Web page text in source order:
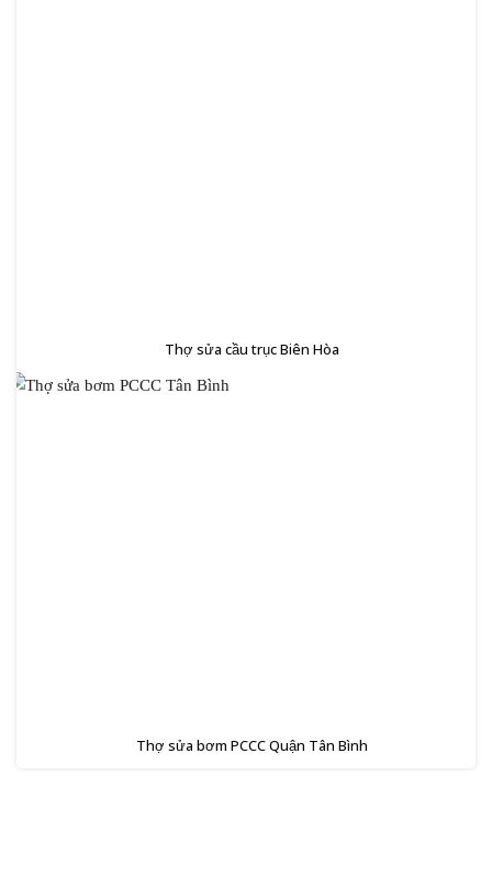
Thợ sửa cầu trục Biên Hòa
Thợ sửa bơm PCCC Quận Tân Bình